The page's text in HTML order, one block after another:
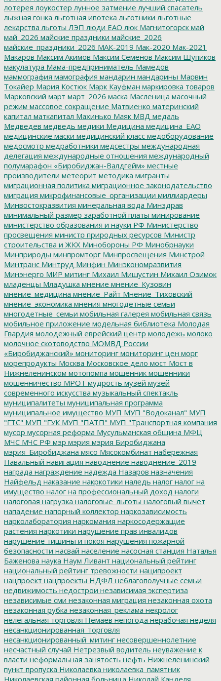
лотерея лоукостер лунное затмение лучший спасатель
лыжная гонка льготная ипотека льготники льготные
лекарства льготы ЛЭП люди ЕАО люк Магнитогорск май
май_2026 майские праздники майские_2026
майские_праздники_2026 МАК-2019 Мак-2020 Мак-2021
Макаров Максим Акимов Максим Семенов Максим Шупиков
макулатура Мама-предприниматель Мамедов
маммография мамография мандарин мандарины Марвин
Токайер Мария Костюк Марк Кауфман маркировка товаров
Марковский март март_2026 маска Масленица масочный
режим массовое сокращение Матвиенко материнский
капитал маткапитал Махинько Маяк МВД медаль
Медведев медведь медики Медицина медицина_ЕАО
медицинские маски медицинский класс медоборудование
медосмотр медработники медсестры международная
делегация международные отношения международный
полумарафон «Биробиджан-Валдгейм» местные
производители метеорит методика мигранты
миграционная политика миграционное законодательство
миграция микрофинансовые_организации миллиардеры
Минвостокразвития минеральная вода Минздрав
минимальный размер заработной платы минирование
министерство образования и науки РФ Министерство
просвещения министр природных ресурсов Министр
строительства и ЖКХ Минобороны РФ Минобрнауки
Минприроды минпромторг Минпросвещения Минстрой
Минтранс Минтруд Минфин Минэкономразвития
Минэнерго МИР митинг Михаил Мишустин Михаил Озимок
младенцы Младушка мнение мнение_Кузовин
мнение_медицина мнение_Райт Мнение_Тиховский
мнение_экономика мнения многодетные семьи
многодетные_семьи мобильная галерея мобильная связь
мобильное приложение модельная библиотека Молодая
Гвардия молодежный еврейский центр молодежь молоко
молочное скотоводство МОМВД России
«Биробиджанский» мониторинг мониторинг цен морг
морепродукты Москва Московское дело мост Мост в
Нижнеленинском мотопомпа мошенник мошенники
мошенничество МРОТ мудрость музей музей
современного искусства музыкальный спектакль
муниципалитеты муниципальная программа
муниципальное имущество МУП МУП "Водоканал" МУП
"ГТС" МУП "ГУК МУП "ПАТП" МУП "Транспортная компания
мусор мусорная реформа Мусульманская община МФЦ
МЧС МЧС РФ мэр мэрия мэрия Биробиджана
мэрия_Биробиджана мясо Мясокомбинат набережная
Навальный навигация наводнение наводнение_2019
награда награждение надежда Назаров назначения
Найфельд наказание накркотики наледь налог налог на
имущество налог на профессиональный доход налоги
налоговая нагрузка налоговые_льготы налоговый вычет
нападение напорный коллектор наркозависимость
нарколаборатория наркомания наркосодержащие
растения наркотики нарушение прав инвалидов
нарушение тишины и покоя нарушения пожарной
безопасности насвай население насосная станция Наталья
Баженова наука Наум Ливант национальный рейтинг
национальный рейтинг тревожности наципроект
нацпроект нацпроекты НДФЛ неблагополучные семьи
недвижимость недострои независимая экспертиза
независимые сми незаконная миграция незаконная охота
незаконная рубка незаконная_реклама некролог
нелегальная торговля Немаев непогода нерабочая неделя
несанкционированная_торговля
несанкционированный_митинг несовершеннолетние
несчастный случай Нетрезвый водитель неуважение к
власти неформальная занятость нефть Нижнеленинский
пункт пропуска Николаевка николаевка_памятник
Николаевская районная больница Николай Канделя